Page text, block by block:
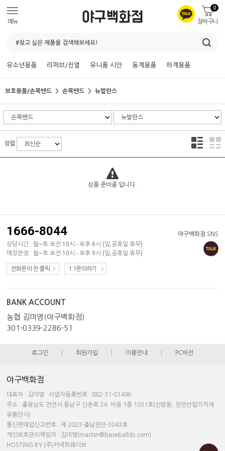
메뉴 장바구니
0
유소년용품 리퍼브/진열 유니폼 시안 동계용품 하계용품
보호용품/손목밴드 손목밴드 뉴발란스
정렬
상품 준비중 입니다.
야구백화점 SNS
1666-8044
상담시간 : 월~토 오전 10시 - 오후 6시 (일,공휴일 휴무)
매장운영 : 월~토 오전 10시 - 오후 9시 (일,공휴일 휴무)
전화문의 전 클릭 1:1문의하기
BANK ACCOUNT
농협 김미영(야구백화점)
301-0339-2286-51
로그인 회원가입 이용안내 PC버전
야구백화점
대표자 : 김미영 사업자등록번호 : 882-31-01496
주소 : 충청남도 천안시 동남구 신촌로 24. 바동 1층 1031호(신방동, 천안산업기자재
유통단지)
통신판매업신고번호 : 제 2023-충남천안-3043호
개인보호관리책임자 : 김미영(master@baseballds.com)
HOSTING BY (주)커넥트웨이브